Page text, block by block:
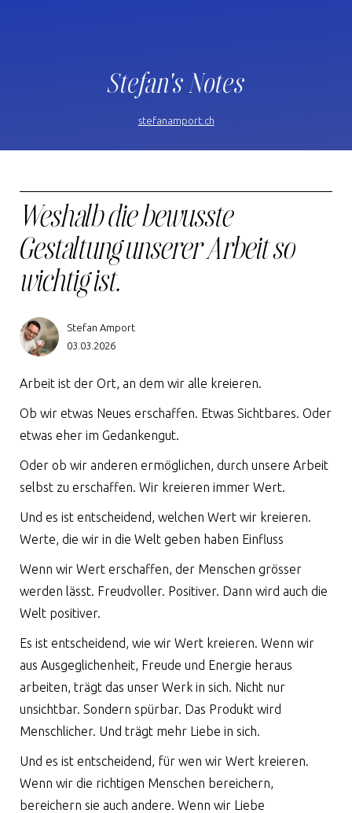
Stefan's Notes
stefanamport.ch
Weshalb die bewusste
Gestaltung unserer Arbeit so
wichtig ist.
Stefan Amport
03.03.2026
Arbeit ist der Ort, an dem wir alle kreieren.
Ob wir etwas Neues erschaffen. Etwas Sichtbares. Oder
etwas eher im Gedankengut.
Oder ob wir anderen ermöglichen, durch unsere Arbeit
selbst zu erschaffen. Wir kreieren immer Wert.
Und es ist entscheidend, welchen Wert wir kreieren.
Werte, die wir in die Welt geben haben Einfluss
Wenn wir Wert erschaffen, der Menschen grösser
werden lässt. Freudvoller. Positiver. Dann wird auch die
Welt positiver.
Es ist entscheidend, wie wir Wert kreieren. Wenn wir
aus Ausgeglichenheit, Freude und Energie heraus
arbeiten, trägt das unser Werk in sich. Nicht nur
unsichtbar. Sondern spürbar. Das Produkt wird
Menschlicher. Und trägt mehr Liebe in sich.
Und es ist entscheidend, für wen wir Wert kreieren.
Wenn wir die richtigen Menschen bereichern,
bereichern sie auch andere. Wenn wir Liebe